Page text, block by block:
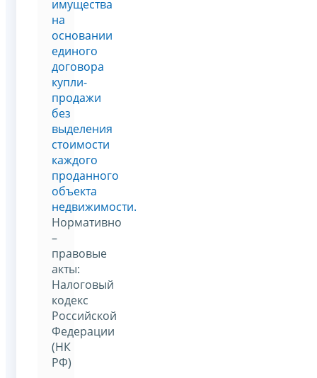
имущества
на
основании
единого
договора
купли-
продажи
без
выделения
стоимости
каждого
проданного
объекта
недвижимости.
Нормативно
–
правовые
акты:
Налоговый
кодекс
Российской
Федерации
(НК
РФ)